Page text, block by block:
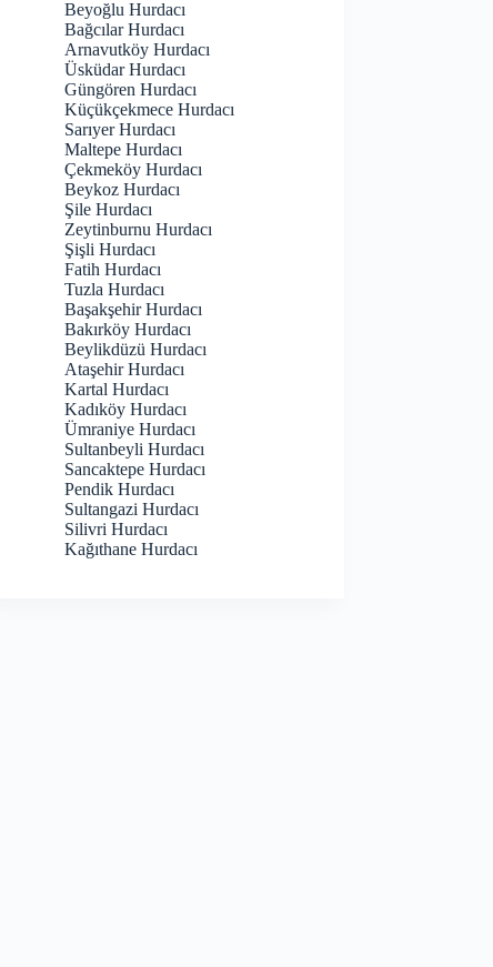
Beyoğlu Hurdacı
Bağcılar Hurdacı
Arnavutköy Hurdacı
Üsküdar Hurdacı
Güngören Hurdacı
Küçükçekmece Hurdacı
Sarıyer Hurdacı
Maltepe Hurdacı
Çekmeköy Hurdacı
Beykoz Hurdacı
Şile Hurdacı
Zeytinburnu Hurdacı
Şişli Hurdacı
Fatih Hurdacı
Tuzla Hurdacı
Başakşehir Hurdacı
Bakırköy Hurdacı
Beylikdüzü Hurdacı
Ataşehir Hurdacı
Kartal Hurdacı
Kadıköy Hurdacı
Ümraniye Hurdacı
Sultanbeyli Hurdacı
Sancaktepe Hurdacı
Pendik Hurdacı
Sultangazi Hurdacı
Silivri Hurdacı
Kağıthane Hurdacı